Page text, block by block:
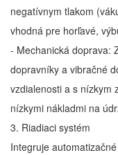
negatívnym tlakom
vhodná pre horľavé,
- Mechanická doprava:
dopravníky a vibračné
vzdialenosti a s nízkym
nízkymi nákladmi na
3. Riadiaci systém
Integruje